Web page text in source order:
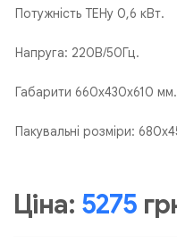
Потужність ТЕНу 0,6 кВт.
Напруга: 220В/50Гц.
Габарити 660x430x610
Пакувальні розміри:
Ціна: 5275